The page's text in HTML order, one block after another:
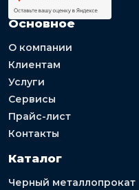
Основное
О компании
Клиентам
Услуги
Сервисы
Прайс-лист
Контакты
Каталог
Черный металлопрокат